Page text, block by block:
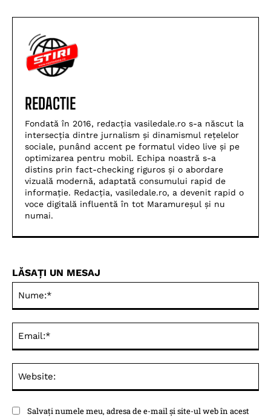
REDACTIE
Fondată în 2016, redacția vasiledale.ro s-a născut la
intersecția dintre jurnalism și dinamismul rețelelor
sociale, punând accent pe formatul video live și pe
optimizarea pentru mobil. Echipa noastră s-a
distins prin fact-checking riguros și o abordare
vizuală modernă, adaptată consumului rapid de
informație. Redacția, vasiledale.ro, a devenit rapid o
voce digitală influentă în tot Maramureșul și nu
numai.
LĂSAȚI UN MESAJ
Salvați numele meu, adresa de e-mail și site-ul web în acest